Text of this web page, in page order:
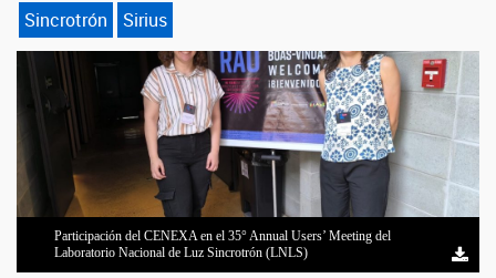
Sincrotrón
Sirius
Participación del CENEXA en el 35° Annual Users’ Meeting del
Laboratorio Nacional de Luz Sincrotrón (LNLS)